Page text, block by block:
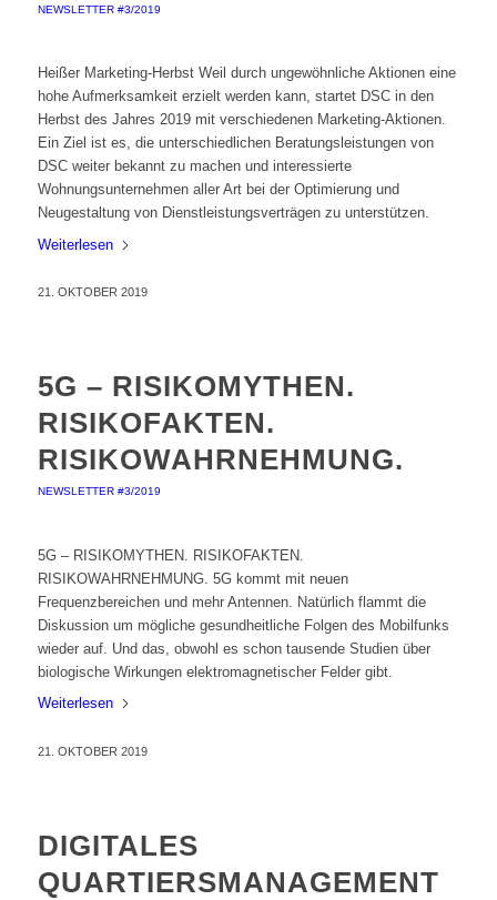
NEWSLETTER #3/2019
Heißer Marketing-Herbst Weil durch ungewöhnliche Aktionen eine
hohe Aufmerksamkeit erzielt werden kann, startet DSC in den
Herbst des Jahres 2019 mit verschiedenen Marketing-Aktionen.
Ein Ziel ist es, die unterschiedlichen Beratungsleistungen von
DSC weiter bekannt zu machen und interessierte
Wohnungsunternehmen aller Art bei der Optimierung und
Neugestaltung von Dienstleistungsverträgen zu unterstützen.
Weiterlesen
21. OKTOBER 2019
5G – RISIKOMYTHEN.
RISIKOFAKTEN.
RISIKOWAHRNEHMUNG.
NEWSLETTER #3/2019
5G – RISIKOMYTHEN. RISIKOFAKTEN.
RISIKOWAHRNEHMUNG. 5G kommt mit neuen
Frequenzbereichen und mehr Antennen. Natürlich flammt die
Diskussion um mögliche gesundheitliche Folgen des Mobilfunks
wieder auf. Und das, obwohl es schon tausende Studien über
biologische Wirkungen elektromagnetischer Felder gibt.
Weiterlesen
21. OKTOBER 2019
DIGITALES
QUARTIERSMANAGEMENT